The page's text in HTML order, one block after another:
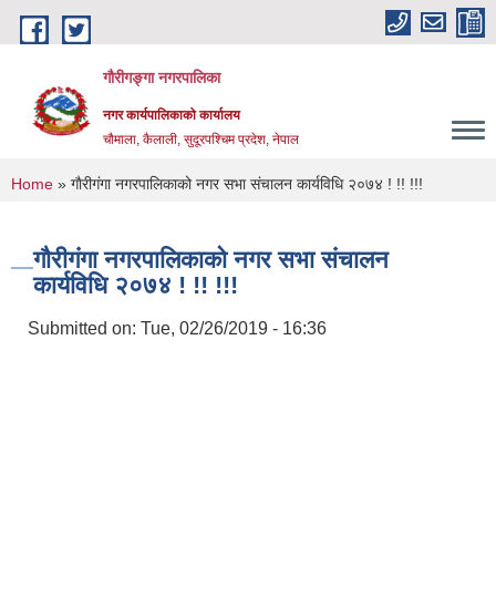
Skip to main content
गौरीगङ्गा नगरपालिका
नगर कार्यपालिकाको कार्यालय
चौमाला, कैलाली, सुदूरपश्चिम प्रदेश, नेपाल
You are here
Home » गाैरीगंगा नगरपालिकाको नगर सभा संचालन कार्यविधि २०७४ ! !! !!!
गाैरीगंगा नगरपालिकाको नगर सभा संचालन
कार्यविधि २०७४ ! !! !!!
Submitted on: Tue, 02/26/2019 - 16:36